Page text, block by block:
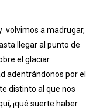
volvimos a madrugar,
llegar al punto de
el glaciar
adentrándonos por el
distinto al que nos
¡qué suerte haber